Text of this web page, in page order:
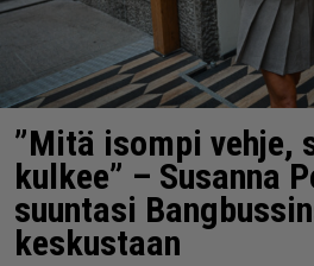
”Mitä isompi vehje,
kulkee” – Susanna
suuntasi
keskustaan